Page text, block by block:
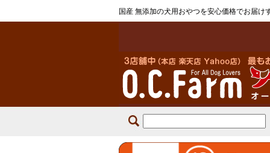
国産 無添加の犬用おやつを安心価格でお届け